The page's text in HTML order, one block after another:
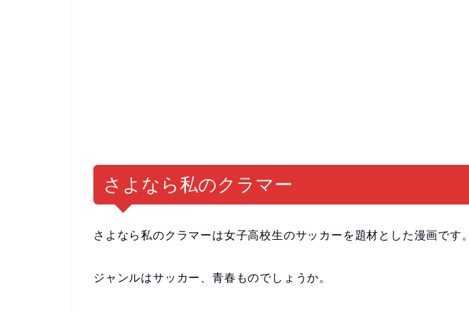
さよなら私のクラマー
さよなら私のクラマーは女子高校生のサッカーを題材とした漫画です。
ジャンルはサッカー、青春ものでしょうか。